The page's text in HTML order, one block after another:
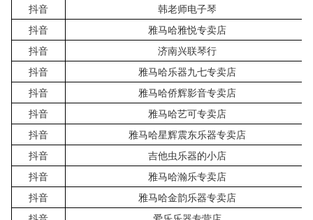
抖音
韩老师电子琴
抖音
雅马哈雅悦专卖店
抖音
济南兴联琴行
抖音
雅马哈乐器九七专卖店
抖音
雅马哈侨辉影音专卖店
抖音
雅马哈艺可专卖店
抖音
雅马哈星辉震东乐器专卖店
抖音
吉他虫乐器的小店
抖音
雅马哈瀚乐专卖店
抖音
雅马哈金韵乐器专卖店